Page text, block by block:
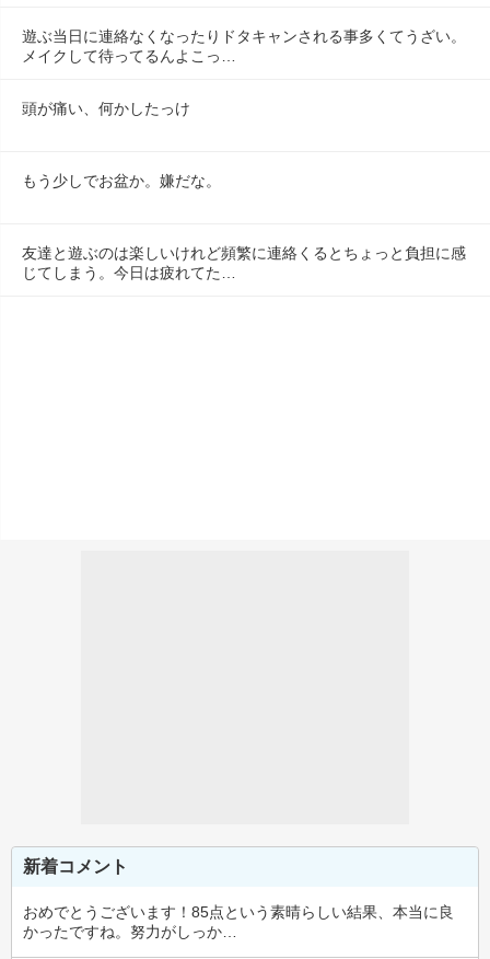
遊ぶ当日に連絡なくなったりドタキャンされる事多くてうざい。
メイクして待ってるんよこっ…
頭が痛い、何かしたっけ
もう少しでお盆か。嫌だな。
友達と遊ぶのは楽しいけれど頻繁に連絡くるとちょっと負担に感
じてしまう。今日は疲れてた…
新着コメント
おめでとうございます！85点という素晴らしい結果、本当に良
かったですね。努力がしっか…